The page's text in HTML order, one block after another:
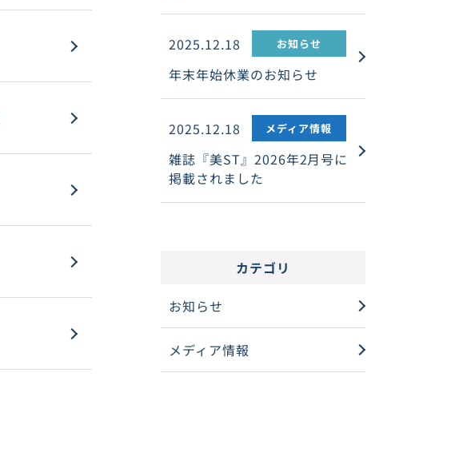
2025.12.18 お知らせ
年末年始休業のお知らせ
2025.12.18 メディア情報
雑誌『美ST』2026年2月号に
掲載されました
カテゴリ
お知らせ
メディア情報